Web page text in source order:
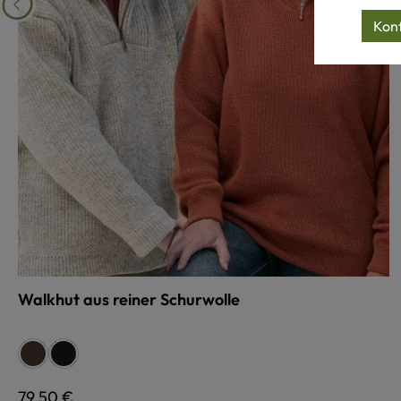
Walkhut aus reiner Schurwolle
Farbeauswählen
dunkelbraun
schwarz
Regulärer Preis:
79,50 €